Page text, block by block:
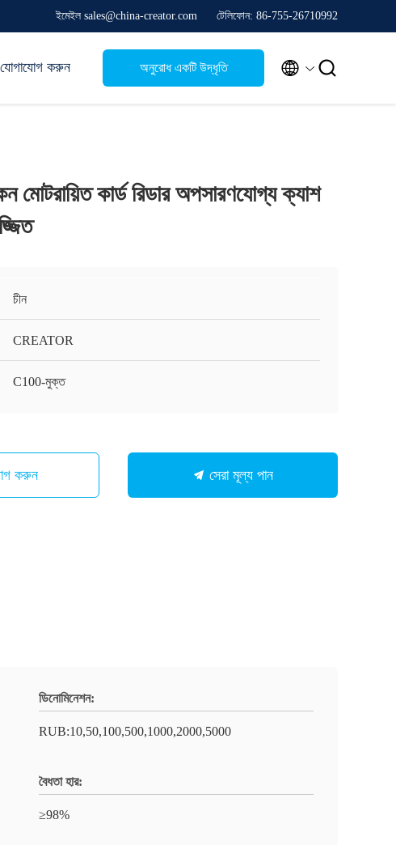
ইমেইল sales@china-creator.com টেলিফোন: 86-755-26710992
যোগাযোগ করুন অনুরোধ একটি উদ্ধৃতি  
মোটরায়িত কার্ড রিডার অপসারণযোগ্য ক্যাশ
চীন
CREATOR
C100-মুক্ত
করুন সেরা মূল্য পান
ডিনোমিনেশন:
RUB:10,50,100,500,1000,2000,5000
বৈধতা হার:
≥98%